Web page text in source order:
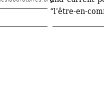
“l'être-en-